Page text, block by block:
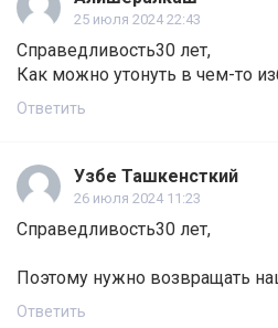
25 июля 2024 22:43
Справедливость30 лет,
Как можно утонуть в чем-то
Ответить
Узбе Ташкенсткий
26 июля 2024 11:23
Справедливость30 лет,
Поэтому нужно возвращать
Ответить